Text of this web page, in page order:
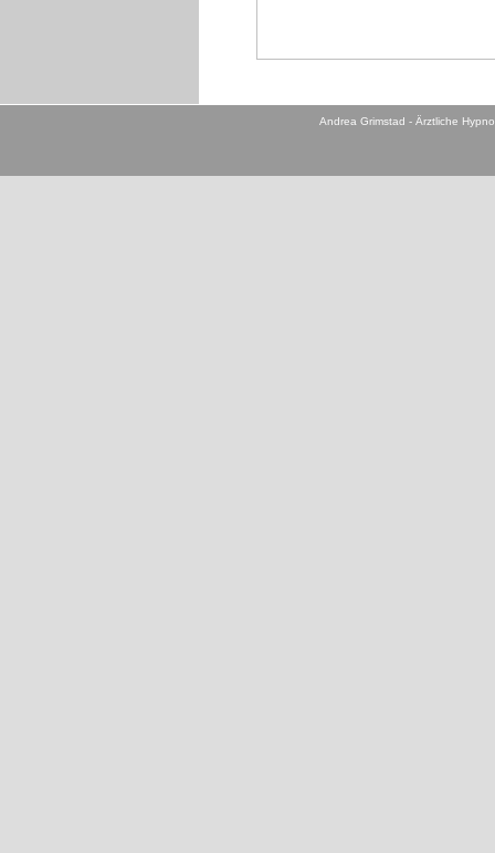
Andrea Grimstad - Ärztliche